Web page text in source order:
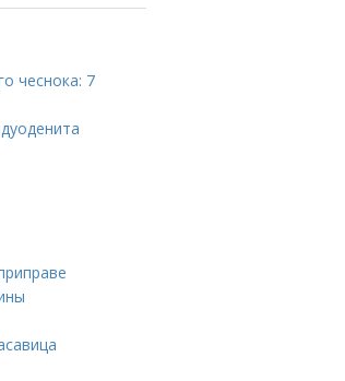
чеснока: 7